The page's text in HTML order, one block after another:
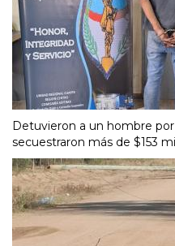
Detuvieron a un hombre
secuestraron más de $153